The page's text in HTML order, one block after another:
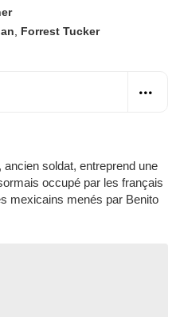
Forrest Tucker
soldat, entreprend une
occupé par les français
mexicains menés par Benito